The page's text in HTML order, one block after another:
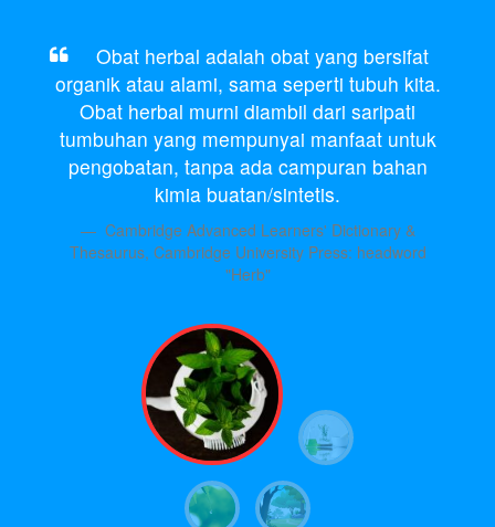
Obat herbal adalah obat yang bersifat
organik atau alami, sama seperti tubuh kita.
Obat herbal murni diambil dari saripati
tumbuhan yang mempunyai manfaat untuk
pengobatan, tanpa ada campuran bahan
kimia buatan/sintetis.
Cambridge Advanced Learners' Dictionary &
Thesaurus, Cambridge University Press: headword
"Herb"